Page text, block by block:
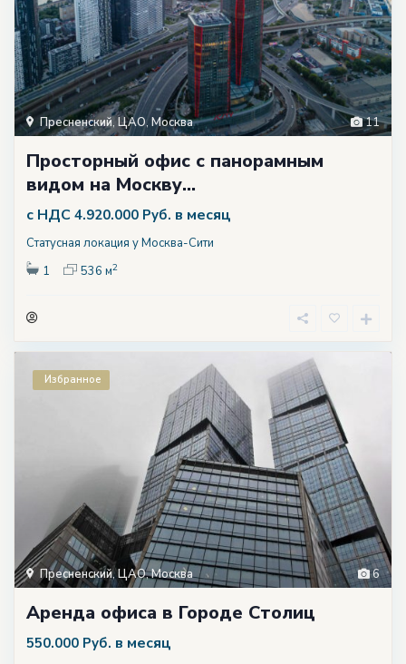
11
Пресненский, ЦАО,Москва
Просторный офис с панорамным
видом на Москву...
с НДС 4.920.000 Руб. в месяц
Статусная локация у Москва-Сити
1
536 м2
6
Пресненский,ЦАО,Москва
Избранное
Аренда офиса в Городе Столиц
550.000 Руб. в месяц